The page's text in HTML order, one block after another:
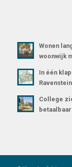
Wonen
woonwijk
In één
Ravenstein
College
betaalbaar